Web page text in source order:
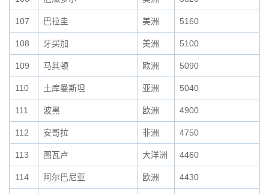
107 巴拉圭 美洲 5160
108 牙买加 美洲 5100
109 马其顿 欧洲 5090
110 土库曼斯坦 亚洲 5040
111 波黑 欧洲 4900
112 安哥拉 非洲 4750
113 图瓦卢 大洋洲 4460
114 阿尔巴尼亚 欧洲 4430